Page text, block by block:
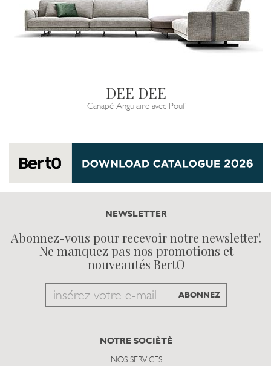
DEE DEE
Canapé Angulaire avec Pouf
NEWSLETTER
Abonnez-vous pour recevoir notre newsletter!
Ne manquez pas nos promotions et
nouveautés BertO
Email
subscribe
ABONNEZ
NOTRE SOCIÈTÈ
NOS SERVICES